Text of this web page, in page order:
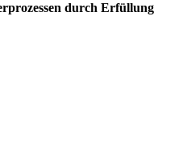
durch Erfüllung